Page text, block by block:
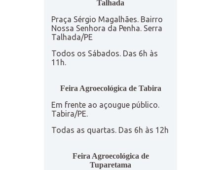
Talhada
Praça Sérgio Magalhães. Bairro
Nossa Senhora da Penha. Serra
Talhada/PE
Todos os Sábados. Das 6h às
11h.
Feira Agroecológica de Tabira
Em frente ao açougue público.
Tabira/PE.
Todas as quartas. Das 6h às 12h
Feira Agroecológica de
Tuparetama